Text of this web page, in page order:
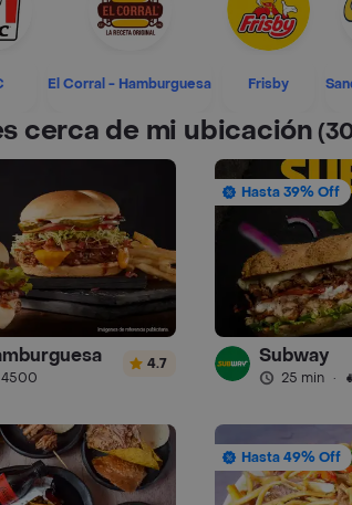
El Corral - Hamburguesa Frisby
cerca de mi ubicación
4.7
Hasta 39% Off
Subway
25 min ·
Hasta 49% Off